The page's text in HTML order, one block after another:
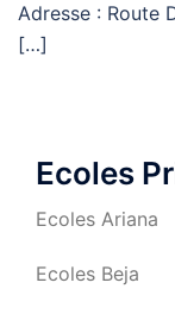
Adresse : Route
[…]
Ecoles
Ecoles Ariana
Ecoles Beja